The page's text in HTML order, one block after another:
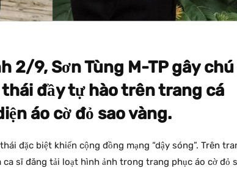
2/9, Sơn Tùng M-TP gây chú
đầy tự hào trên trang cá
áo cờ đỏ sao vàng.
đặc biệt khiến cộng đồng mạng “dậy sóng”. Trên
sĩ đăng tải loạt hình ảnh trong trang phục áo cờ đỏ